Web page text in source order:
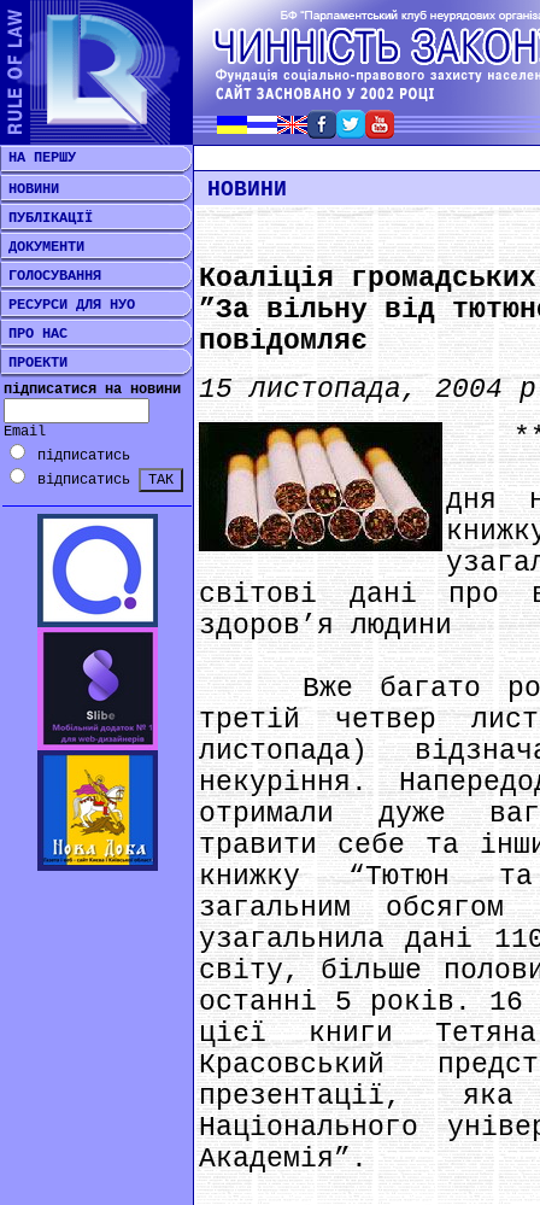
НА ПЕРШУ
НОВИНИ
ПУБЛІКАЦІЇ
ДОКУМЕНТИ
ГОЛОСУВАННЯ
РЕСУРСИ ДЛЯ НУО
ПРО НАС
ПРОЕКТИ
підписатися на новини
Email
підписатись
відписатись
НОВИНИ
Коаліція
”За вільну від
повідомляє
15 листопада, 2004
дня
світові дані про
здоров’я людини
Вже багато
третій четвер
листопада)
некуріння.
отримали дуже
травити себе та
книжку “Тютюн
загальним
узагальнила дані
світу, більше
останні 5 років. 16
цієї книги
Красовський
презентації,
Національного
Академія”.